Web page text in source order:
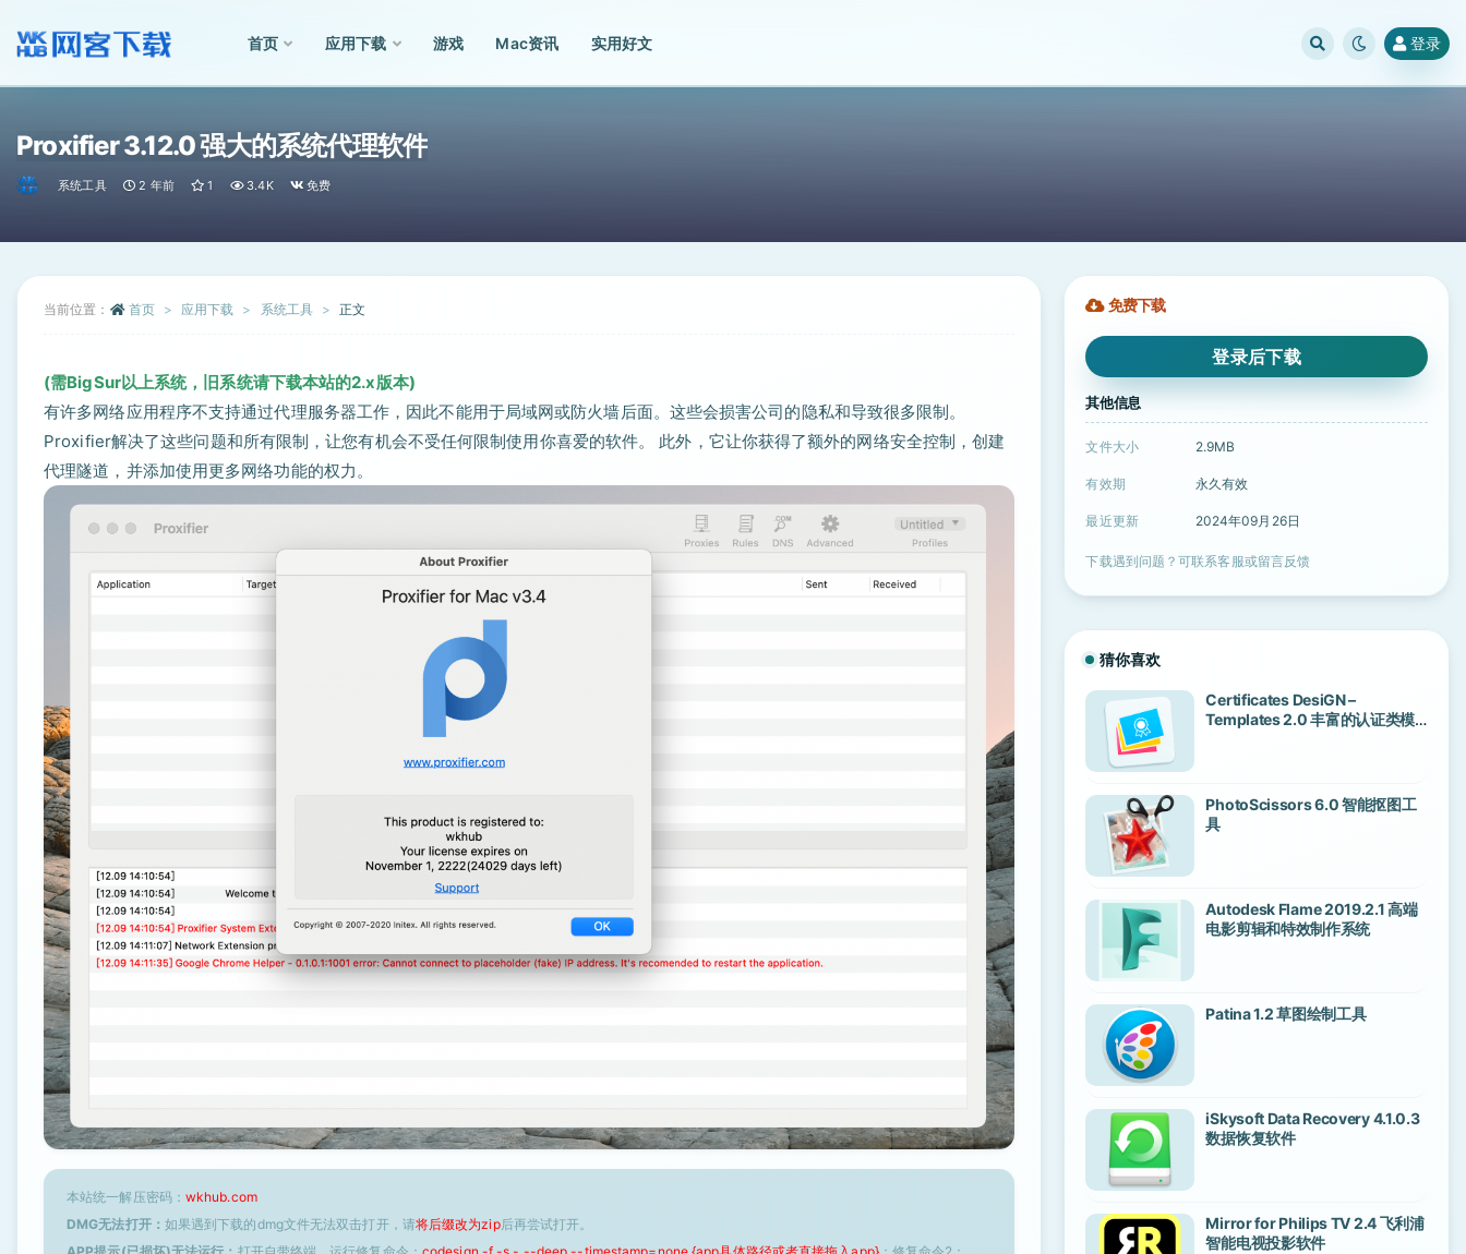
首页 应用下载 游戏 Mac资讯 实用好文 登录
Proxifier 3.12.0 强大的系统代理软件
系统工具 2 年前 1 3.4K 免费
当前位置： 首页 应用下载 系统工具 正文
(需BigSur以上系统，旧系统请下载本站的2.x版本)
有许多网络应用程序不支持通过代理服务器工作，因此不能用于局域网或防火墙后面。这些会损害公司的隐私和导致很多限制。
Proxifier解决了这些问题和所有限制，让您有机会不受任何限制使用你喜爱的软件。 此外，它让你获得了额外的网络安全控制，创建
代理隧道，并添加使用更多网络功能的权力。
本站统一解压密码： wkhub.com
DMG无法打开： 如果遇到下载的dmg文件无法双击打开，请将后缀改为zip后再尝试打开。
免费下载
登录后下载
其他信息
文件大小 2.9MB
有效期 永久有效
最近更新 2024年09月26日
下载遇到问题？可联系客服或留言反馈
猜你喜欢
Certificates DesiGN –
Templates 2.0 丰富的认证类模
PhotoScissors 6.0 智能抠图工
具
Autodesk Flame 2019.2.1 高端
电影剪辑和特效制作系统
Patina 1.2 草图绘制工具
iSkysoft Data Recovery 4.1.0.3
数据恢复软件
Mirror for Philips TV 2.4 飞利浦
智能电视投影软件